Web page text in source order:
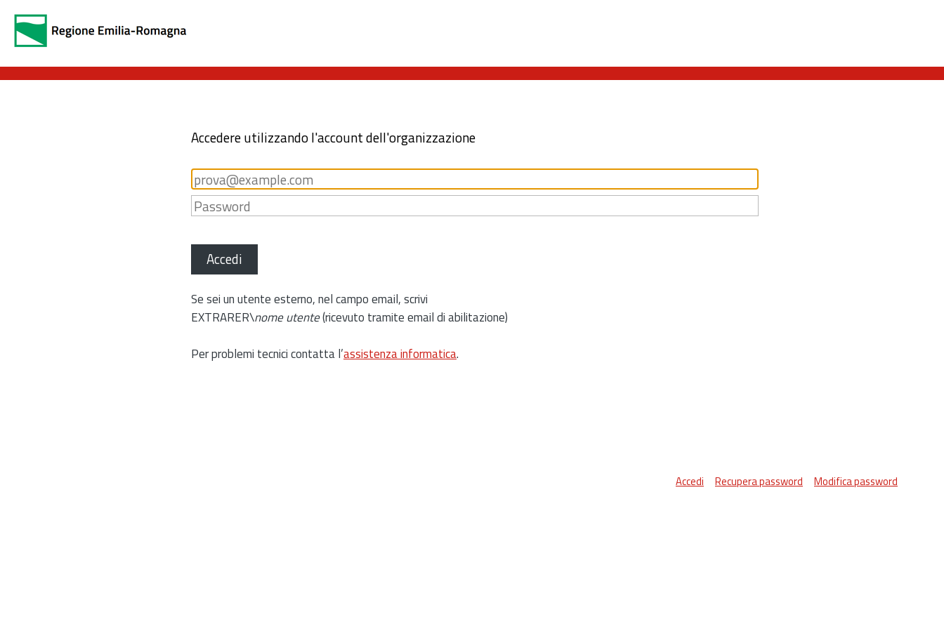
Accedere utilizzando l'account dell'organizzazione
Accedi
Se sei un utente esterno, nel campo email, scrivi
EXTRARER\nome utente(ricevuto tramite email di abilitazione)
Per problemi tecnici contatta l’assistenza informatica.
Accedi Recupera password Modifica password